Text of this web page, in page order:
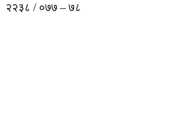
२२३८ / ०७७ – ७८